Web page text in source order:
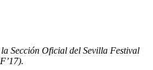
Sección Oficial del Sevilla Festival